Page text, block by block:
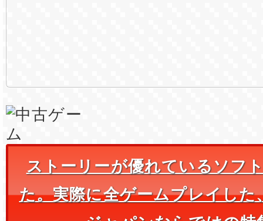
ストーリーが優れているソフ
た。実際に全ゲームプレイした